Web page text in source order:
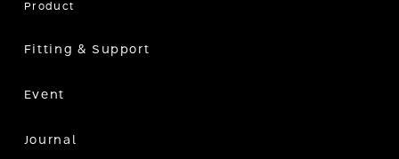
Product
Fitting & Support
Event
Journal